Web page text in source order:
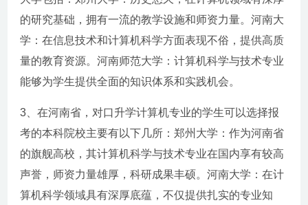
的研究基础，拥有一流的教学设施和师资力量。河南大
学：在信息技术和计算机科学方面表现不俗，提供高质
量的教育资源。河南师范大学：计算机科学与技术专业
能够为学生提供全面的知识体系和实践机会。
3、在河南省，对口升学计算机专业的学生可以选择报
考的本科院校主要有以下几所：郑州大学：作为河南省
的旗舰高校，其计算机科学与技术专业在国内享有较高
声誉，师资力量雄厚，科研成果丰硕。河南大学：在计
算机科学领域具有深厚底蕴，不仅提供扎实的专业知